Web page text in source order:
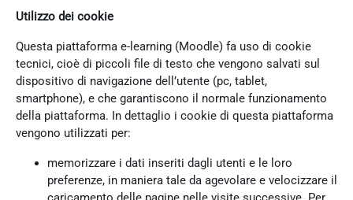
Utilizzo dei cookie
Questa piattaforma e-learning (Moodle) fa uso di cookie
tecnici, cioè di piccoli file di testo che vengono salvati sul
dispositivo di navigazione dell’utente (pc, tablet,
smartphone), e che garantiscono il normale funzionamento
della piattaforma. In dettaglio i cookie di questa piattaforma
vengono utilizzati per:
memorizzare i dati inseriti dagli utenti e le loro
preferenze, in maniera tale da agevolare e velocizzare il